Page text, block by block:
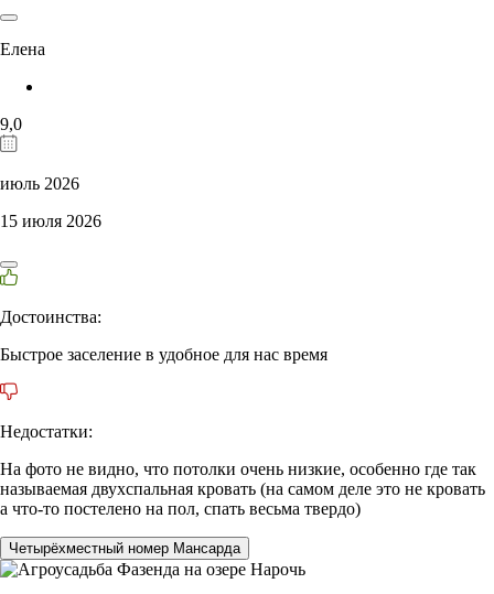
Елена
9,0
июль 2026
15 июля 2026
Достоинства:
Быстрое заселение в удобное для нас время
Недостатки:
На фото не видно, что потолки очень низкие, особенно где так
называемая двухспальная кровать (на самом деле это не кровать
а что-то постелено на пол, спать весьма твердо)
Четырёхместный номер Мансарда